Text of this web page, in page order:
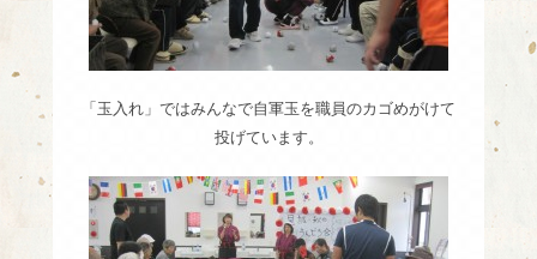
「玉入れ」ではみんなで自軍玉を職員のカゴめがけて
投げています。